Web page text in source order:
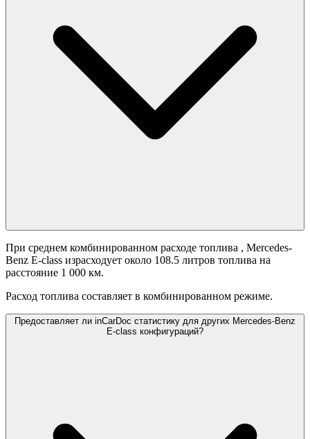
При среднем комбинированном расходе топлива , Mercedes-
Benz E-class израсходует около 108.5 литров топлива на
расстояние 1 000 км.
Расход топлива составляет в комбинированном режиме.
Предоставляет ли inCarDoc статистику для других Mercedes-Benz
E-class конфигураций?